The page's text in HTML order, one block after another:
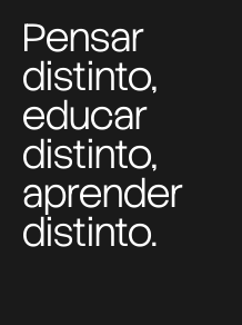
Pensar
distinto,
educar
distinto,
aprender
distinto.